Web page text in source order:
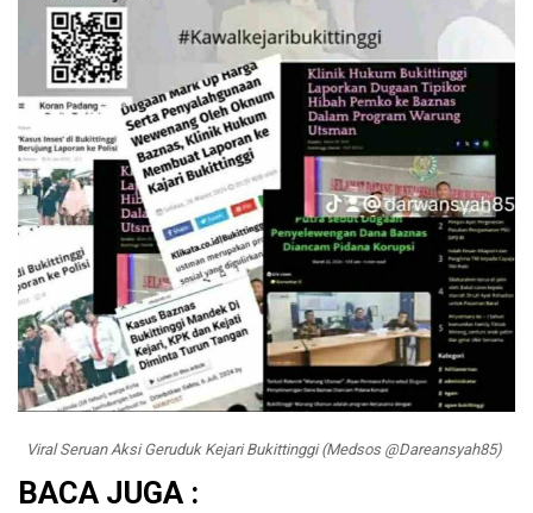
Viral Seruan Aksi Geruduk Kejari Bukittinggi (Medsos @Dareansyah85)
BACA JUGA :